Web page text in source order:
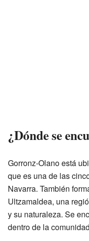
¿Dónde se
Gorronz-Olano está
que es una de las
Navarra. También
Ultzamaldea, una
y su naturaleza. Se
dentro de la